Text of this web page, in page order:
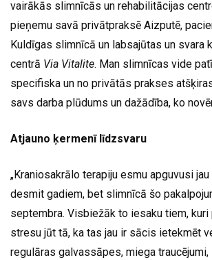
vairākās slimnīcās un rehabilitācijas
pieņemu savā privātpraksē Aizputē,
Kuldīgas slimnīcā un labsajūtas un svara
centrā Via Vitalite. Man slimnīcas vide
specifiska un no privātās prakses
savs darba plūdums un dažādība, ko
Atjauno ķermenī līdzsvaru
„Kraniosakrālo terapiju esmu apguvusi
desmit gadiem, bet slimnīcā šo
septembra. Visbiežāk to iesaku tiem,
stresu jūt tā, ka tas jau ir sācis ietekmēt
regulāras galvassāpes, miega